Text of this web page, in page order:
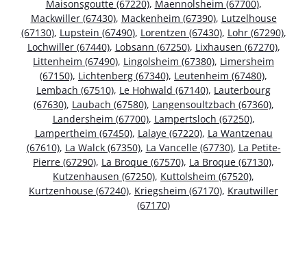
Maisonsgoutte (67220), Maennolsheim (67700),
Mackwiller (67430), Mackenheim (67390), Lutzelhouse
(67130), Lupstein (67490), Lorentzen (67430), Lohr (67290),
Lochwiller (67440), Lobsann (67250), Lixhausen (67270),
Littenheim (67490), Lingolsheim (67380), Limersheim
(67150), Lichtenberg (67340), Leutenheim (67480),
Lembach (67510), Le Hohwald (67140), Lauterbourg
(67630), Laubach (67580), Langensoultzbach (67360),
Landersheim (67700), Lampertsloch (67250),
Lampertheim (67450), Lalaye (67220), La Wantzenau
(67610), La Walck (67350), La Vancelle (67730), La Petite-
Pierre (67290), La Broque (67570), La Broque (67130),
Kutzenhausen (67250), Kuttolsheim (67520),
Kurtzenhouse (67240), Kriegsheim (67170), Krautwiller
(67170)